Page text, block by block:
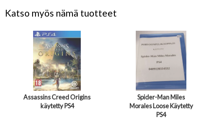
Katso myös nämä tuotteet
Assassins Creed Origins
käytetty PS4
Spider-Man Miles
Morales Loose Käytetty
PS4